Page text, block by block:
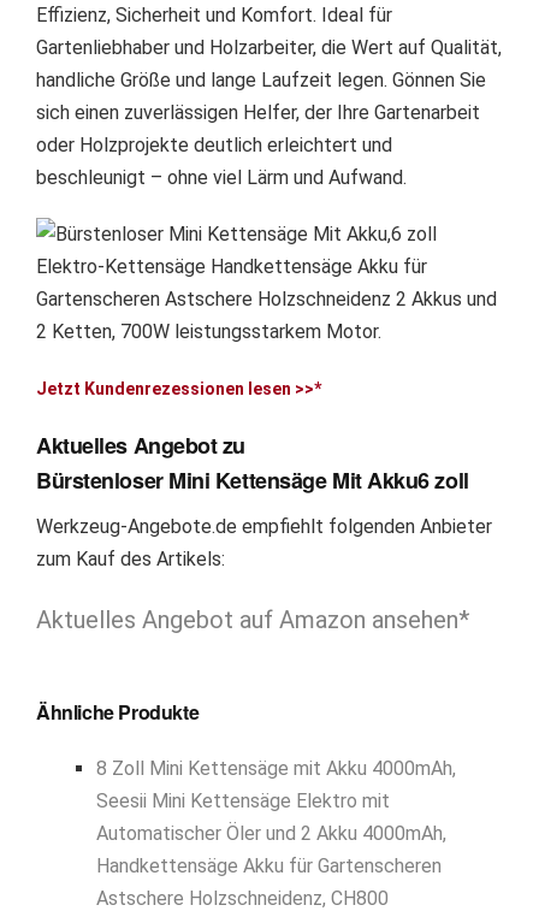
Effizienz, Sicherheit und Komfort. Ideal für
Gartenliebhaber und Holzarbeiter, die Wert auf Qualität,
handliche Größe und lange Laufzeit legen. Gönnen Sie
sich einen zuverlässigen Helfer, der Ihre Gartenarbeit
oder Holzprojekte deutlich erleichtert und
beschleunigt – ohne viel Lärm und Aufwand.
Jetzt Kundenrezessionen lesen >>*
Aktuelles Angebot zu
Bürstenloser Mini Kettensäge Mit Akku6 zoll
Werkzeug-Angebote.de empfiehlt folgenden Anbieter
zum Kauf des Artikels:
Aktuelles Angebot auf Amazon ansehen*
Ähnliche Produkte
8 Zoll Mini Kettensäge mit Akku 4000mAh,
Seesii Mini Kettensäge Elektro mit
Automatischer Öler und 2 Akku 4000mAh,
Handkettensäge Akku für Gartenscheren
Astschere Holzschneidenz, CH800